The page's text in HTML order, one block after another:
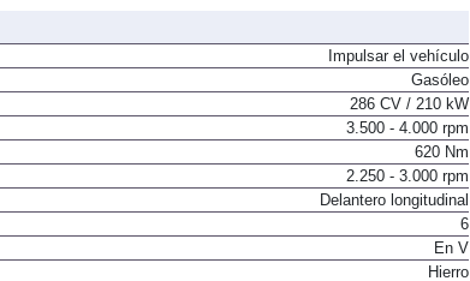
Impulsar el vehículo
Gasóleo
286 CV / 210 kW
3.500 - 4.000 rpm
620 Nm
2.250 - 3.000 rpm
Delantero longitudinal
6
En V